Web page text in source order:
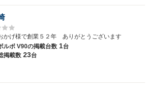
かげ様で創業５２年 ありがとうございます
ルボ V90の掲載台数 1台
掲載数 23台